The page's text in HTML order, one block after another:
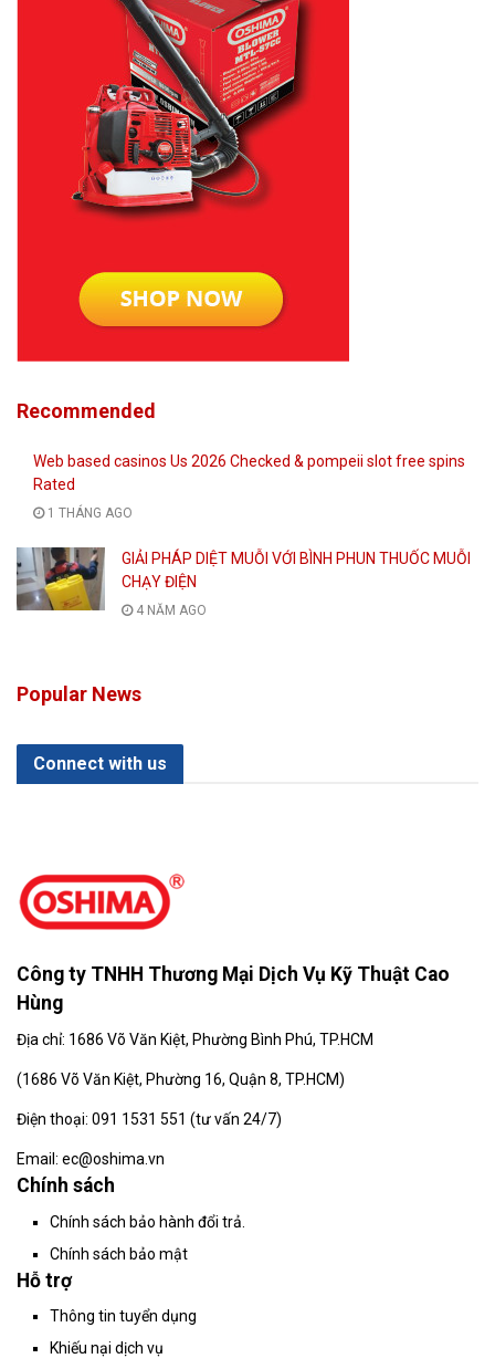
Recommended
Web based casinos Us 2026 Checked & pompeii slot free spins
Rated
1 THÁNG AGO
GIẢI PHÁP DIỆT MUỖI VỚI BÌNH PHUN THUỐC MUỖI
CHẠY ĐIỆN
4 NĂM AGO
Popular News
Connect with us
Công ty TNHH Thương Mại Dịch Vụ Kỹ Thuật Cao
Hùng
Địa chỉ: 1686 Võ Văn Kiệt, Phường Bình Phú, TP.HCM
(1686 Võ Văn Kiệt, Phường 16, Quận 8, TP.HCM)
Điện thoại: 091 1531 551 (tư vấn 24/7)
Email: ec@oshima.vn
Chính sách
Chính sách bảo hành đổi trả.
Chính sách bảo mật
Hỗ trợ
Thông tin tuyển dụng
Khiếu nại dịch vụ